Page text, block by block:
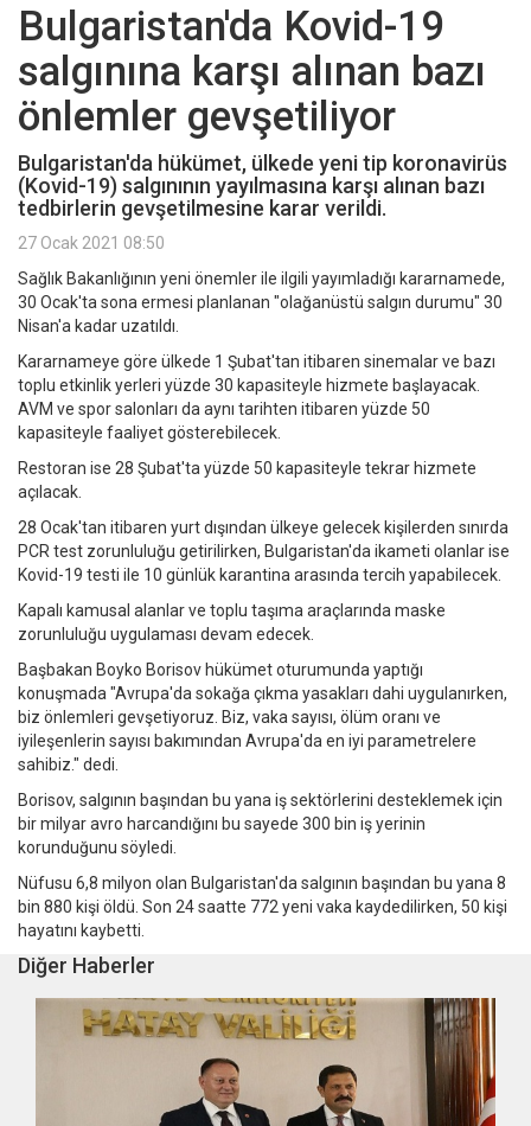
Bulgaristan'da Kovid-19
salgınına karşı alınan bazı
önlemler gevşetiliyor
Bulgaristan'da hükümet, ülkede yeni tip koronavirüs
(Kovid-19) salgınının yayılmasına karşı alınan bazı
tedbirlerin gevşetilmesine karar verildi.
27 Ocak 2021 08:50
Sağlık Bakanlığının yeni önemler ile ilgili yayımladığı kararnamede,
30 Ocak'ta sona ermesi planlanan "olağanüstü salgın durumu" 30
Nisan'a kadar uzatıldı.
Kararnameye göre ülkede 1 Şubat'tan itibaren sinemalar ve bazı
toplu etkinlik yerleri yüzde 30 kapasiteyle hizmete başlayacak.
AVM ve spor salonları da aynı tarihten itibaren yüzde 50
kapasiteyle faaliyet gösterebilecek.
Restoran ise 28 Şubat'ta yüzde 50 kapasiteyle tekrar hizmete
açılacak.
28 Ocak'tan itibaren yurt dışından ülkeye gelecek kişilerden sınırda
PCR test zorunluluğu getirilirken, Bulgaristan'da ikameti olanlar ise
Kovid-19 testi ile 10 günlük karantina arasında tercih yapabilecek.
Kapalı kamusal alanlar ve toplu taşıma araçlarında maske
zorunluluğu uygulaması devam edecek.
Başbakan Boyko Borisov hükümet oturumunda yaptığı
konuşmada "Avrupa'da sokağa çıkma yasakları dahi uygulanırken,
biz önlemleri gevşetiyoruz. Biz, vaka sayısı, ölüm oranı ve
iyileşenlerin sayısı bakımından Avrupa'da en iyi parametrelere
sahibiz." dedi.
Borisov, salgının başından bu yana iş sektörlerini desteklemek için
bir milyar avro harcandığını bu sayede 300 bin iş yerinin
korunduğunu söyledi.
Nüfusu 6,8 milyon olan Bulgaristan'da salgının başından bu yana 8
bin 880 kişi öldü. Son 24 saatte 772 yeni vaka kaydedilirken, 50 kişi
hayatını kaybetti.
Diğer Haberler